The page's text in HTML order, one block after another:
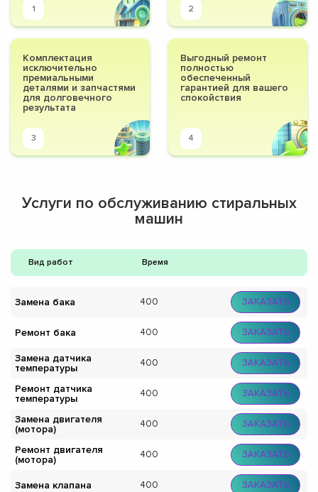
1 2
Комплектация
исключительно
премиальными
деталями и запчастями
для долговечного
результата
3
Выгодный ремонт
полностью
обеспеченный
гарантией для вашего
спокойствия
4
Услуги по обслуживанию стиральных
машин
Вид работ Время
Замена бака 400 ЗАКАЗАТЬ
Ремонт бака 400 ЗАКАЗАТЬ
Замена датчика
температуры
400 ЗАКАЗАТЬ
Ремонт датчика
температуры
400 ЗАКАЗАТЬ
Замена двигателя
(мотора)
400 ЗАКАЗАТЬ
Ремонт двигателя
(мотора)
400 ЗАКАЗАТЬ
Замена клапана 400 ЗАКАЗАТЬ